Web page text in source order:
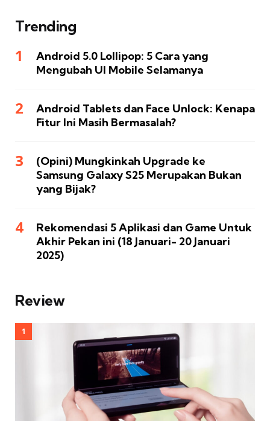
Trending
Android 5.0 Lollipop: 5 Cara yang
Mengubah UI Mobile Selamanya
Android Tablets dan Face Unlock: Kenapa
Fitur Ini Masih Bermasalah?
(Opini) Mungkinkah Upgrade ke
Samsung Galaxy S25 Merupakan Bukan
yang Bijak?
Rekomendasi 5 Aplikasi dan Game Untuk
Akhir Pekan ini (18 Januari- 20 Januari
2025)
Review